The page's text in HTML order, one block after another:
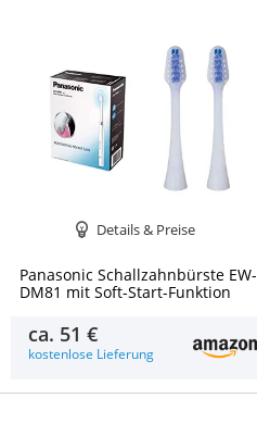
Details & Preise
Panasonic Schallzahnbürste EW-
DM81 mit Soft-Start-Funktion
ca. 51 €
kostenlose Lieferung